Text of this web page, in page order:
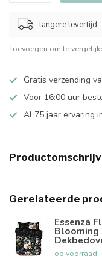
langere levertijd
Toevoegen om te
Gratis verzending
Voor 16:00 uur
Al 75 jaar ervaring
Gerelateerde
Essenza
Blooming
op voorraad